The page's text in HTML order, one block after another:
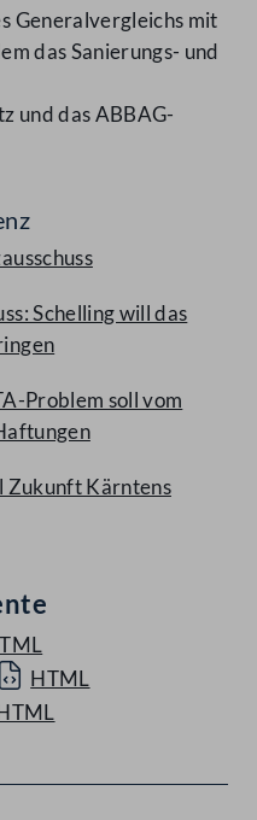
Generalvergleichs mit
das Sanierungs- und
und das ABBAG-
Schelling will das
Problem soll vom
Zukunft Kärntens
HTML